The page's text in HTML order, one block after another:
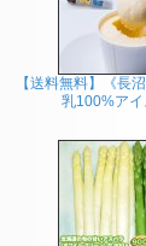
【送料無料】《長
乳100%アイ